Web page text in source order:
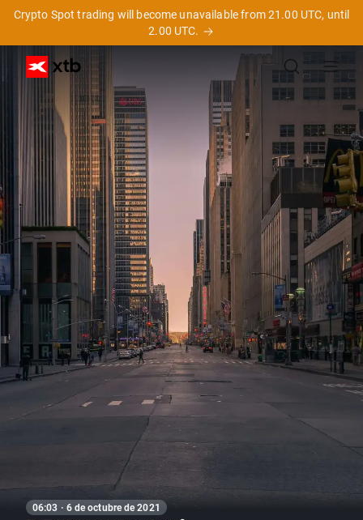
Crypto Spot trading will become unavailable from 21.00 UTC, until
2.00 UTC.
06:03 · 6 de octubre de 2021